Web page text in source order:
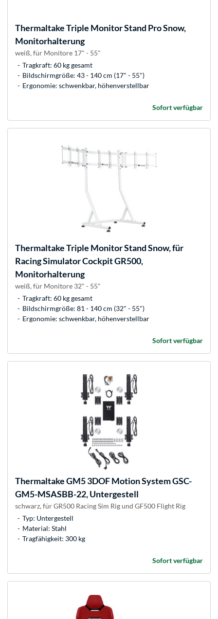
ThermaltakeTriple Monitor Stand Pro Snow,
Monitorhalterung
weiß, für Monitore 17" - 55"
Tragkraft: 60 kg gesamt
Bildschirmgröße: 43 - 140 cm (17" - 55")
Ergonomie: schwenkbar, höhenverstellbar
Sofort verfügbar
ThermaltakeTriple Monitor Stand Snow, für
Racing Simulator Cockpit GR500,
Monitorhalterung
weiß, für Monitore 32" - 55"
Tragkraft: 60 kg gesamt
Bildschirmgröße: 81 - 140 cm (32" - 55")
Ergonomie: schwenkbar, höhenverstellbar
Sofort verfügbar
ThermaltakeGM5 3DOF Motion System GSC-
GM5-MSASBB-22, Untergestell
schwarz, für GR500 Racing Sim Rig und GF500 Flight Rig
Typ: Untergestell
Material: Stahl
Tragfähigkeit: 300 kg
Sofort verfügbar